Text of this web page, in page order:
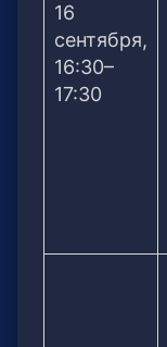
16
сентября,
16:30–
17:30